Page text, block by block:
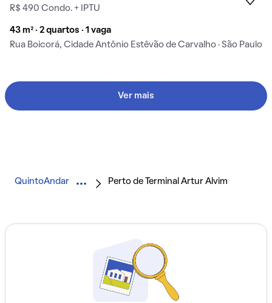
R$ 490 Condo. + IPTU
43 m² · 2 quartos · 1 vaga
Rua Boicorá, Cidade Antônio Estêvão de Carvalho · São Paulo
Ver mais
QuintoAndar Perto de Terminal Artur Alvim